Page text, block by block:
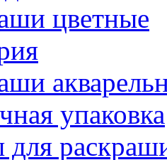
цветные
упаковка